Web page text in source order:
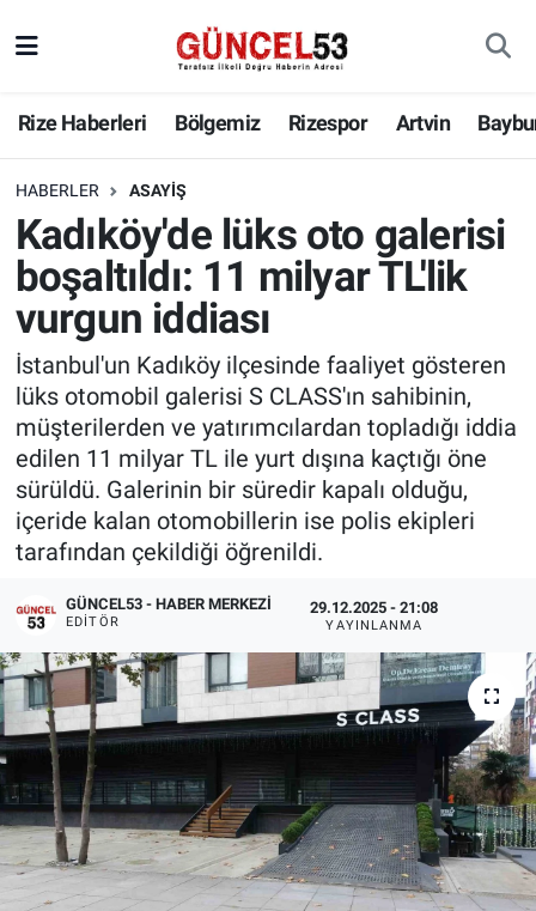
Rize Haberleri Bölgemiz Rizespor Artvin
HABERLER ASAYIŞ
Kadıköy'de lüks oto galerisi
boşaltıldı: 11 milyar TL'lik
vurgun iddiası
İstanbul'un Kadıköy ilçesinde faaliyet gösteren
lüks otomobil galerisi S CLASS'ın sahibinin,
müşterilerden ve yatırımcılardan topladığı iddia
edilen 11 milyar TL ile yurt dışına kaçtığı öne
sürüldü. Galerinin bir süredir kapalı olduğu,
içeride kalan otomobillerin ise polis ekipleri
tarafından çekildiği öğrenildi.
GÜNCEL53 - HABER MERKEZI
EDITÖR
29.12.2025 - 21:08
YAYINLANMA